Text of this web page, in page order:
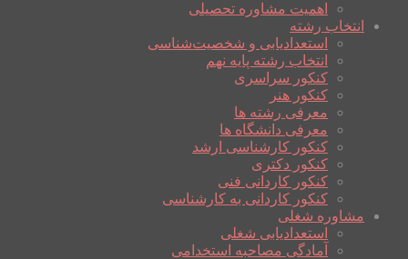
اهمیت مشاوره تحصیلی
انتخاب رشته
استعدادیابی و شخصیت‌شناسی
انتخاب رشته پایه نهم
کنکور سراسری
کنکور هنر
معرفی رشته ها
معرفی دانشگاه ها
کنکور کارشناسی ارشد
کنکور دکتری
کنکور کاردانی فنی
کنکور کاردانی به کارشناسی
مشاوره شغلی
استعدادیابی شغلی
آمادگی مصاحبه استخدامی